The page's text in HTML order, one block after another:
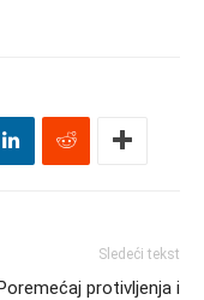
Sledeći tekst
protivljenja i